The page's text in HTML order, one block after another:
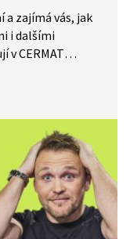
a zajímá vás, jak
i dalšími
v CERMAT